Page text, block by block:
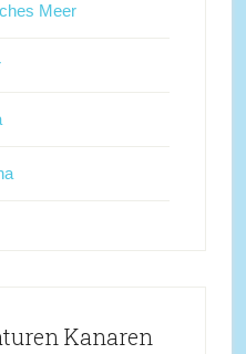
Meer
Kanaren